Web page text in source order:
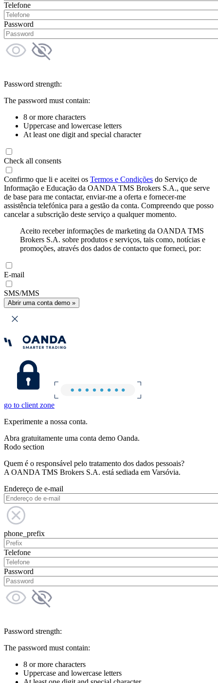
Telefone
Password
Password strength:
The password must contain:
8 or more characters
Uppercase and lowercase letters
At least one digit and special character
Check all consents
Confirmo que li e aceitei os Termos e Condições do Serviço de
Informação e Educação da OANDA TMS Brokers S.A., que serve
de base para me contactar, enviar-me a oferta e fornecer-me
assistência telefónica para a gestão da conta. Compreendo que posso
cancelar a subscrição deste serviço a qualquer momento.
Aceito receber informações de marketing da OANDA TMS
Brokers S.A. sobre produtos e serviços, tais como, notícias e
promoções, através dos dados de contacto que forneci, por:
E-mail
SMS/MMS
Abrir uma conta demo »
go to client zone
Experimente a nossa conta.
Abra gratuitamente uma conta demo Oanda.
Rodo section
Quem é o responsável pelo tratamento dos dados pessoais?
A OANDA TMS Brokers S.A. está sediada em Varsóvia.
Endereço de e-mail
phone_prefix
Telefone
Password
Password strength:
The password must contain:
8 or more characters
Uppercase and lowercase letters